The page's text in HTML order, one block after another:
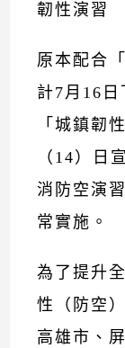
韌性演習
原本配合
計7月16
「城鎮韌
（14）日
消防空演
常實施。
為了提升
性（防空
高雄市、